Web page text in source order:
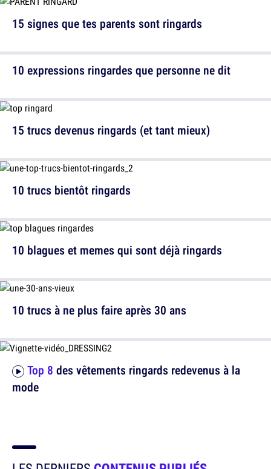
15 trucs devenus ringards (et tant mieux)
10 blagues et memes qui sont déjà ringards
Top 8 des vêtements ringards redevenus à la
mode
15 signes que tes parents sont ringards
10 expressions ringardes que personne ne dit
10 trucs bientôt ringards
10 trucs à ne plus faire après 30 ans